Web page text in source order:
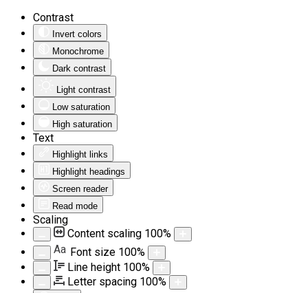
Contrast
Invert colors
Monochrome
Dark contrast
Light contrast
Low saturation
High saturation
Text
Highlight links
Highlight headings
Screen reader
Read mode
Scaling
Content scaling 100%
Aa Font size 100%
Line height 100%
Letter spacing 100%